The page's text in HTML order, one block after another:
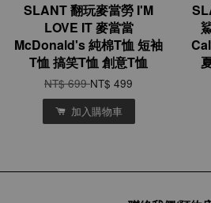
SLANT 翻玩麥當勞 I'M
LOVE IT 麥當當
McDonald's 純棉T恤 短袖
T恤 搞笑T恤 創意T恤
NT$ 699NT$ 499
加入購物車